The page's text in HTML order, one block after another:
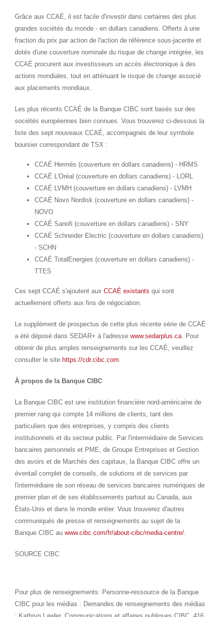
Grâce aux CCAÉ, il est facile d'investir dans certaines des plus
grandes sociétés du monde - en dollars canadiens. Offerts à une
fraction du prix par action de l'action de référence sous-jacente et
dotés d'une couverture nominale du risque de change intégrée, les
CCAÉ procurent aux investisseurs un accès électronique à des
actions mondiales, tout en atténuant le risque de change associé
aux placements mondiaux.
Les plus récents CCAÉ de la Banque CIBC sont basés sur des
sociétés européennes bien connues. Vous trouverez ci-dessous la
liste des sept nouveaux CCAÉ, accompagnés de leur symbole
boursier correspondant de TSX :
CCAÉ Hermès (couverture en dollars canadiens) - HRMS
CCAÉ L'Oréal (couverture en dollars canadiens) - LORL
CCAÉ LVMH (couverture en dollars canadiens) - LVMH
CCAÉ Novo Nordisk (couverture en dollars canadiens) -
NOVO
CCAÉ Sanofi (couverture en dollars canadiens) - SNY
CCAÉ Schneider Electric (couverture en dollars canadiens)
- SCHN
CCAÉ TotalEnergies (couverture en dollars canadiens) -
TTES
Ces sept CCAÉ s'ajoutent auxCCAÉ existants qui sont
actuellement offerts aux fins de négociation.
Le supplément de prospectus de cette plus récente série de CCAÉ
a été déposé dans SEDAR+ à l'adressewww.sedarplus.ca. Pour
obtenir de plus amples renseignements sur les CCAÉ, veuillez
consulter le site https://cdr.cibc.com.
À propos de la Banque CIBC
La Banque CIBC est une institution financière nord-américaine de
premier rang qui compte 14 millions de clients, tant des
particuliers que des entreprises, y compris des clients
institutionnels et du secteur public. Par l'intermédiaire de Services
bancaires personnels et PME, de Groupe Entreprises et Gestion
des avoirs et de Marchés des capitaux, la Banque CIBC offre un
éventail complet de conseils, de solutions et de services par
l'intermédiaire de son réseau de services bancaires numériques de
premier plan et de ses établissements partout auCanada, aux
États-Unis et dans le monde entier. Vous trouverez d'autres
communiqués de presse et renseignements au sujet de la
Banque CIBC auwww.cibc.com/fr/about-cibc/media-centre/.
SOURCE CIBC
Pour plus de renseignements: Personne-ressource de la Banque
CIBC pour les médias : Demandes de renseignements des médias